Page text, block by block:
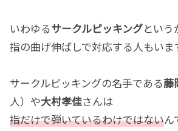
いわゆるサークルピッキングという
指の曲げ伸ばしで対応する人もいま
サークルピッキングの名手である藤
人）や大村孝佳さんは
指だけで弾いているわけではないん